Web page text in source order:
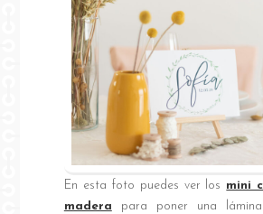
En esta foto puedes ver los mini
madera para poner una